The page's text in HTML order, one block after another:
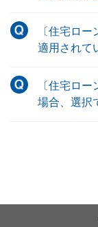
〔住宅ロ
適用されて
〔住宅ロ
場合、選択